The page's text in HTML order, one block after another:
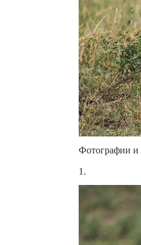
Фотографии и
1.